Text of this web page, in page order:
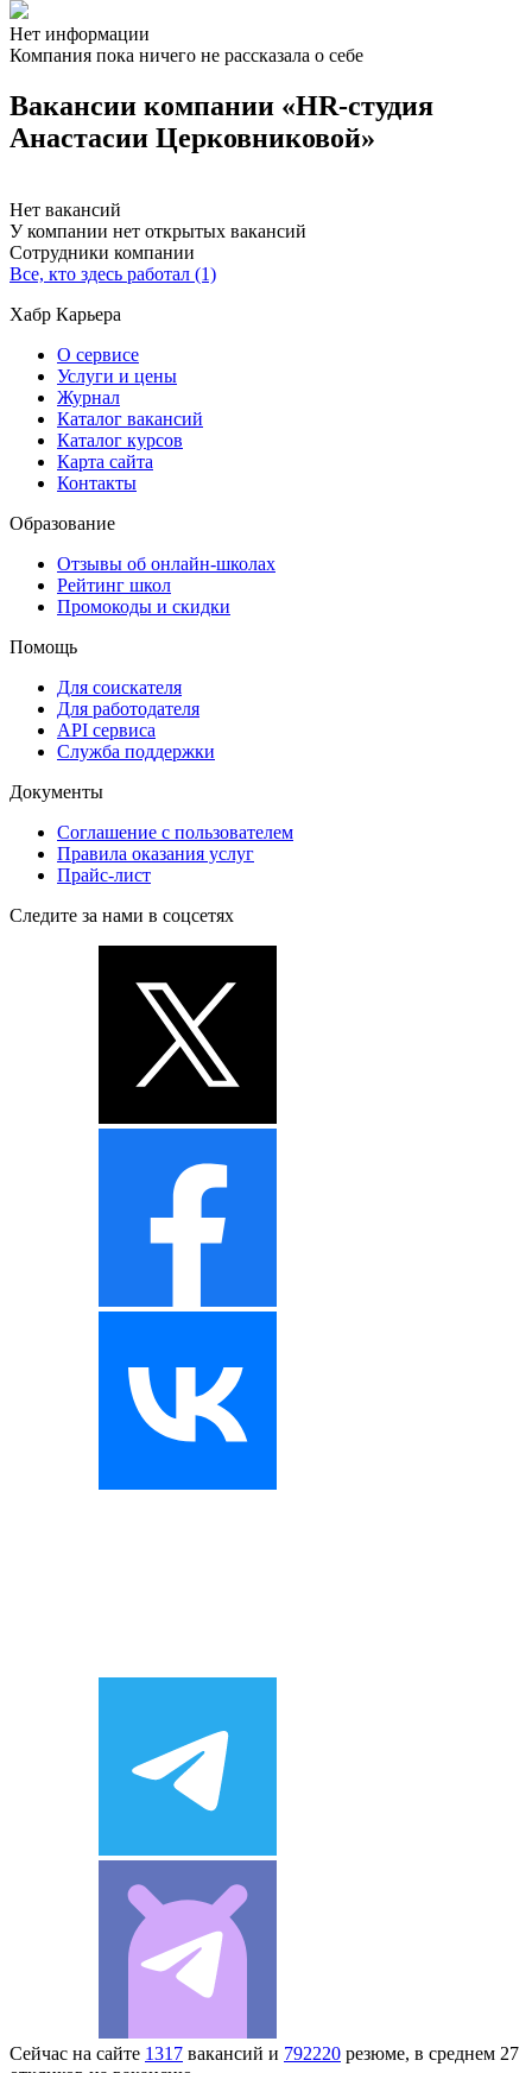
Нет информации
Компания пока ничего не рассказала о себе
Вакансии компании «HR-студия
Анастасии Церковниковой»
Нет вакансий
У компании нет открытых вакансий
Сотрудники компании
Все, кто здесь работал (1)
Хабр Карьера
О сервисе
Услуги и цены
Журнал
Каталог вакансий
Каталог курсов
Карта сайта
Контакты
Образование
Отзывы об онлайн-школах
Рейтинг школ
Промокоды и скидки
Помощь
Для соискателя
Для работодателя
API сервиса
Служба поддержки
Документы
Соглашение с пользователем
Правила оказания услуг
Прайс-лист
Следите за нами в соцсетях
Сейчас на сайте 1317 вакансий и 792220 резюме, в среднем 27